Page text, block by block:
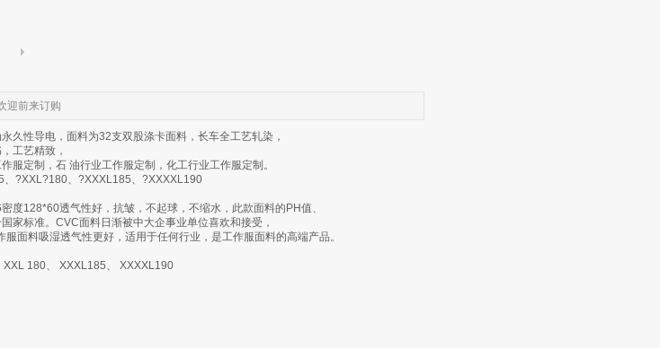
迎前来订购
久性导电，面料为32支双股涤卡面料，长车全工艺轧染，
工艺精致，
服定制，石 油行业工作服定制，化工行业工作服定制。
?XXL?180、?XXXL185、?XXXXL190
度128*60透气性好，抗皱，不起球，不缩水，此款面料的PH值、
家标准。CVC面料日渐被中大企事业单位喜欢和接受，
面料吸湿透气性更好，适用于任何行业，是工作服面料的高端产品。
180、 XXXL185、 XXXXL190